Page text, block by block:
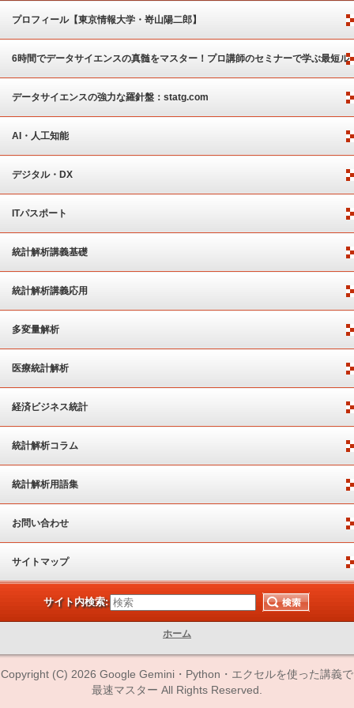
プロフィール【東京情報大学・嵜山陽二郎】
6時間でデータサイエンスの真髄をマスター！プロ講師のセミナーで学ぶ最短ル
ート
データサイエンスの強力な羅針盤：statg.com
AI・人工知能
デジタル・DX
ITパスポート
統計解析講義基礎
統計解析講義応用
多変量解析
医療統計解析
経済ビジネス統計
統計解析コラム
統計解析用語集
お問い合わせ
サイトマップ
サイト内検索:
ホーム
Copyright (C) 2026 Google Gemini・Python・エクセルを使った講義で
最速マスター All Rights Reserved.